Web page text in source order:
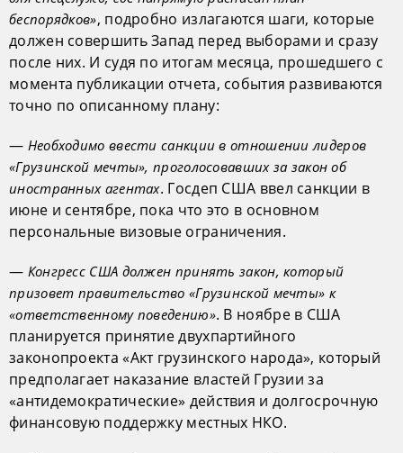
беспорядков», подробно излагаются шаги, которые
должен совершить Запад перед выборами и сразу
после них. И судя по итогам месяца, прошедшего с
момента публикации отчета, события развиваются
точно по описанному плану:
— Необходимо ввести санкции в отношении лидеров
«Грузинской мечты», проголосовавших за закон об
иностранных агентах. Госдеп США ввел санкции в
июне и сентябре, пока что это в основном
персональные визовые ограничения.
— Конгресс США должен принять закон, который
призовет правительство «Грузинской мечты» к
«ответственному поведению». В ноябре в США
планируется принятие двухпартийного
законопроекта «Акт грузинского народа», который
предполагает наказание властей Грузии за
«антидемократические» действия и долгосрочную
финансовую поддержку местных НКО.